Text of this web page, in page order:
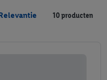
10 producten